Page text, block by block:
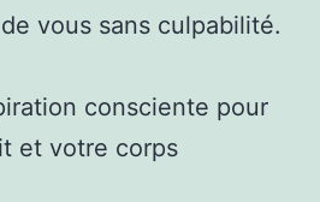
vous sans culpabilité.
consciente pour
et votre corps